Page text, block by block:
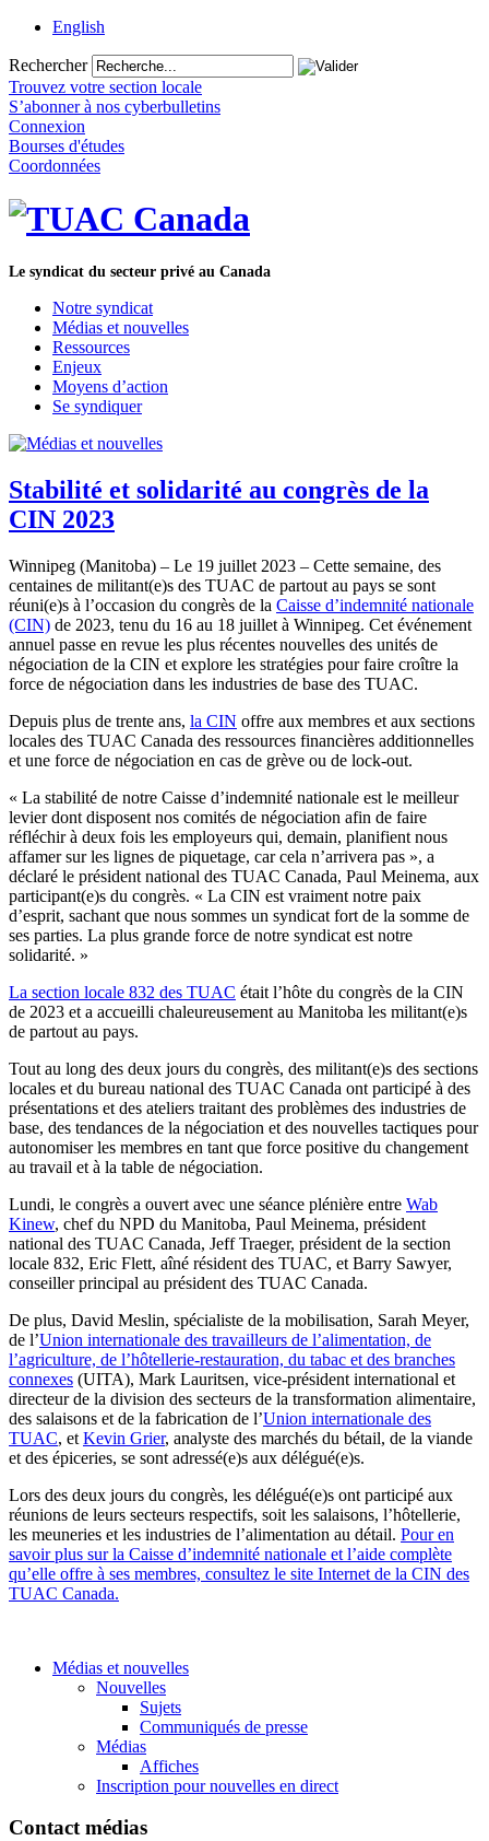
English
Rechercher
Trouvez votre section locale
S’abonner à nos cyberbulletins
Connexion
Bourses d'études
Coordonnées
Le syndicat du secteur privé au Canada
Notre syndicat
Médias et nouvelles
Ressources
Enjeux
Moyens d’action
Se syndiquer
Stabilité et solidarité au congrès de la
CIN 2023
Winnipeg (Manitoba) – Le 19 juillet 2023 – Cette semaine, des
centaines de militant(e)s des TUAC de partout au pays se sont
réuni(e)s à l’occasion du congrès de la Caisse d’indemnité nationale
(CIN) de 2023, tenu du 16 au 18 juillet à Winnipeg. Cet événement
annuel passe en revue les plus récentes nouvelles des unités de
négociation de la CIN et explore les stratégies pour faire croître la
force de négociation dans les industries de base des TUAC.
Depuis plus de trente ans, la CIN offre aux membres et aux sections
locales des TUAC Canada des ressources financières additionnelles
et une force de négociation en cas de grève ou de lock-out.
« La stabilité de notre Caisse d’indemnité nationale est le meilleur
levier dont disposent nos comités de négociation afin de faire
réfléchir à deux fois les employeurs qui, demain, planifient nous
affamer sur les lignes de piquetage, car cela n’arrivera pas », a
déclaré le président national des TUAC Canada, Paul Meinema, aux
participant(e)s du congrès. « La CIN est vraiment notre paix
d’esprit, sachant que nous sommes un syndicat fort de la somme de
ses parties. La plus grande force de notre syndicat est notre
solidarité. »
La section locale 832 des TUAC était l’hôte du congrès de la CIN
de 2023 et a accueilli chaleureusement au Manitoba les militant(e)s
de partout au pays.
Tout au long des deux jours du congrès, des militant(e)s des sections
locales et du bureau national des TUAC Canada ont participé à des
présentations et des ateliers traitant des problèmes des industries de
base, des tendances de la négociation et des nouvelles tactiques pour
autonomiser les membres en tant que force positive du changement
au travail et à la table de négociation.
Lundi, le congrès a ouvert avec une séance plénière entre Wab
Kinew, chef du NPD du Manitoba, Paul Meinema, président
national des TUAC Canada, Jeff Traeger, président de la section
locale 832, Eric Flett, aîné résident des TUAC, et Barry Sawyer,
conseiller principal au président des TUAC Canada.
De plus, David Meslin, spécialiste de la mobilisation, Sarah Meyer,
de l’Union internationale des travailleurs de l’alimentation, de
l’agriculture, de l’hôtellerie-restauration, du tabac et des branches
connexes (UITA), Mark Lauritsen, vice-président international et
directeur de la division des secteurs de la transformation alimentaire,
des salaisons et de la fabrication de l’Union internationale des
TUAC, et Kevin Grier, analyste des marchés du bétail, de la viande
et des épiceries, se sont adressé(e)s aux délégué(e)s.
Lors des deux jours du congrès, les délégué(e)s ont participé aux
réunions de leurs secteurs respectifs, soit les salaisons, l’hôtellerie,
les meuneries et les industries de l’alimentation au détail. Pour en
savoir plus sur la Caisse d’indemnité nationale et l’aide complète
qu’elle offre à ses membres, consultez le site Internet de la CIN des
TUAC Canada.
Médias et nouvelles
Nouvelles
Sujets
Communiqués de presse
Médias
Affiches
Inscription pour nouvelles en direct
Contact médias